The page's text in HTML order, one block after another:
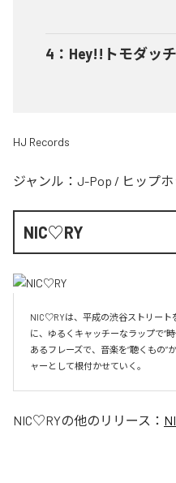
4 ： Hey!!トモダッ
HJ Records
ジャンル： J-Pop / ヒップ
NIC♡RY
NIC♡RYは、平成の渋谷ストリート
に、ゆるくキャッチーなラップで“
あるフレーズで、音楽を“聴くもの”
ャーとして根付かせていく。
NIC♡RYの他のリリース：